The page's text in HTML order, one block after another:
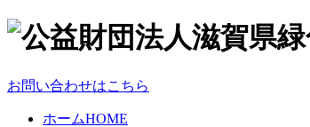
お問い合わせはこちら
ホームHOME